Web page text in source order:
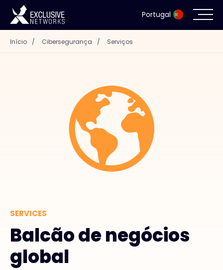
Portugal
Cibersegurança
Início / Cibersegurança / Serviços
SERVICES
Balcão de negócios
global